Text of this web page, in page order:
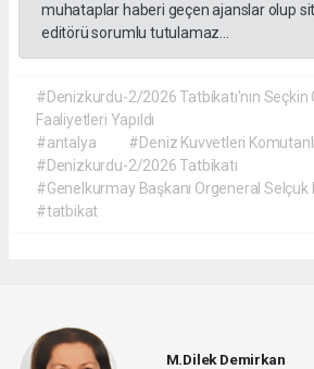
muhataplar haberi geçen ajanslar olup
editörü sorumlu tutulamaz...
#Denizkurdu-2/2026 Tatbikatı'nın Seçkin
Faaliyetleri Yapıldı
#antalya
#Deniz Kuvvetleri
#Denizkurdu-2/2026 Tatbikatı
#Genelkurmay Başkanı Orgeneral
#tatbikat
M.Dilek Demirkan